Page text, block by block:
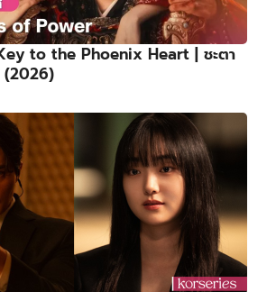
to the Phoenix Heart | ชะตา
(2026)